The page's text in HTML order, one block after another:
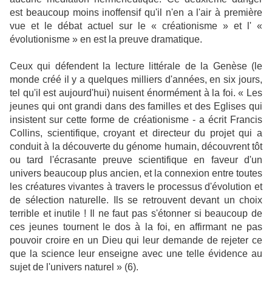
est beaucoup moins inoffensif qu'il n'en a l'air à première
vue et le débat actuel sur le « créationisme » et l' «
évolutionisme » en est la preuve dramatique.
Ceux qui défendent la lecture littérale de la Genèse (le
monde créé il y a quelques milliers d'années, en six jours,
tel qu'il est aujourd'hui) nuisent énormément à la foi. « Les
jeunes qui ont grandi dans des familles et des Eglises qui
insistent sur cette forme de créationisme - a écrit Francis
Collins, scientifique, croyant et directeur du projet qui a
conduit à la découverte du génome humain, découvrent tôt
ou tard l'écrasante preuve scientifique en faveur d'un
univers beaucoup plus ancien, et la connexion entre toutes
les créatures vivantes à travers le processus d'évolution et
de sélection naturelle. Ils se retrouvent devant un choix
terrible et inutile ! Il ne faut pas s'étonner si beaucoup de
ces jeunes tournent le dos à la foi, en affirmant ne pas
pouvoir croire en un Dieu qui leur demande de rejeter ce
que la science leur enseigne avec une telle évidence au
sujet de l'univers naturel » (6).